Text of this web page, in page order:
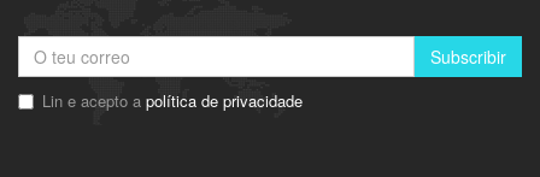
Subscribir
Lin e acepto a política de privacidade